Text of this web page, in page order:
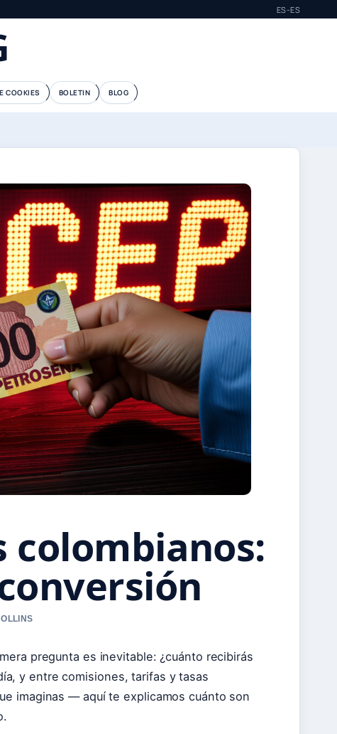
ES-ES
COOKIES BOLETIN BLOG
colombianos:
pregunta es inevitable: ¿cuánto recibirás
y entre comisiones, tarifas y tasas
imaginas — aquí te explicamos cuánto son